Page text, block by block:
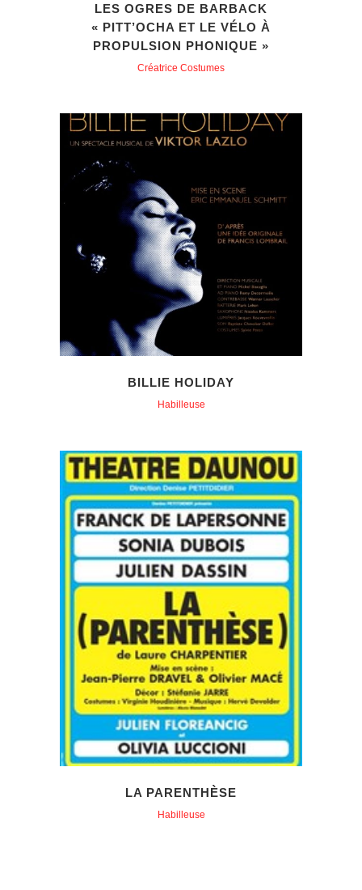
LES OGRES DE BARBACK
« PITT’OCHA ET LE VÉLO À
PROPULSION PHONIQUE »
Créatrice Costumes
BILLIE HOLIDAY
Habilleuse
LA PARENTHÈSE
Habilleuse